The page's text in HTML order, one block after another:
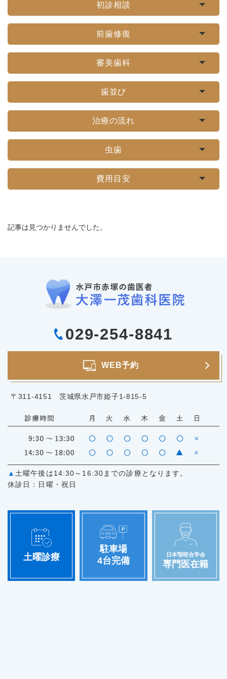
初診相談
前歯修復
審美歯科
歯並び
治療の流れ
虫歯
費用目安
記事は見つかりませんでした。
029-254-8841
WEB予約
〒311-4151 茨城県水戸市姫子1-815-5
▲ 土曜午後は14:30～16:30までの診療となります。
休診日：日曜・祝日
土曜診療
駐車場
4台完備
日本顎咬合学会
専門医在籍